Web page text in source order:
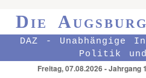
Die
DAZ - Unabhängige
Politik
Freitag, 07.08.2026 - Jahrgang